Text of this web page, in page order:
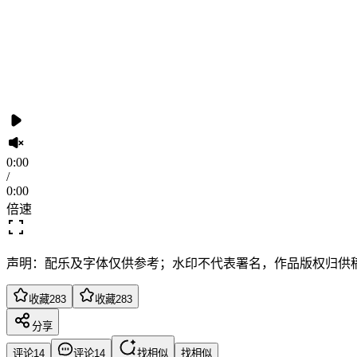
0:00
/
0:00
倍速
声明：配乐及字体仅供参考；水印不代表署名，作品版权归供
收藏283 收藏283
分享
评论14 评论14 找相似 找相似